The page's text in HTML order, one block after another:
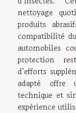
nettoyage
produits
compatibilité
automobiles
protection
d’efforts
adapté offre
technique et
expérience